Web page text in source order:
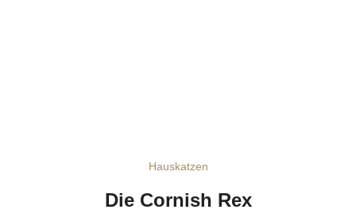
Hauskatzen
Die Cornish Rex